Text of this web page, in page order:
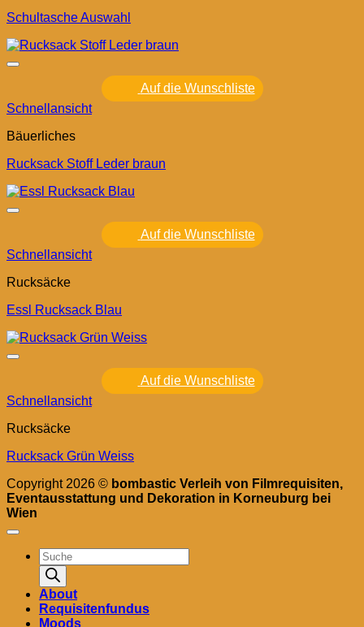
Schultasche Auswahl
Auf die Wunschliste
Schnellansicht
Bäuerliches
Rucksack Stoff Leder braun
Auf die Wunschliste
Schnellansicht
Rucksäcke
Essl Rucksack Blau
Auf die Wunschliste
Schnellansicht
Rucksäcke
Rucksack Grün Weiss
Copyright 2026 © bombastic Verleih von Filmrequisiten,
Eventausstattung und Dekoration in Korneuburg bei
Wien
Products
search
About
Requisitenfundus
Moods